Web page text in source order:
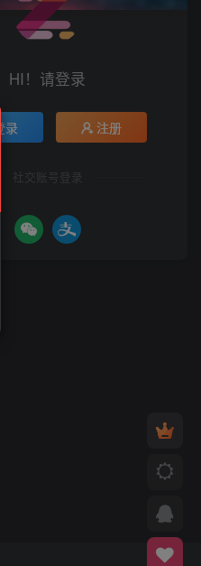
HI！请登录
登录 注册
社交账号登录